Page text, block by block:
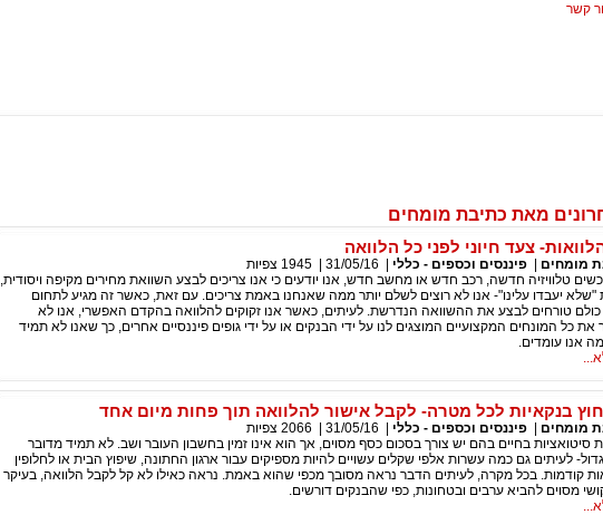
קשר
מאת כתיבת מומחים
צעד חיוני לפני כל הלוואה
מומחים פיננסים וכספים - כללי 31/05/16
1945 צפיות
טלוויזיה חדשה, רכב חדש או מחשב חדש, אנו יודעים כי אנו צריכים לבצע השוואת מחירים מקיפה ויסודית,
"שלא יעבדו עלינו"- אנו לא רוצים לשלם יותר ממה שאנחנו באמת צריכים. עם זאת, כאשר זה מגיע לתחום
כולם טורחים לבצע את ההשוואה הנדרשת. לעיתים, כאשר אנו זקוקים להלוואה בהקדם האפשרי, אנו לא
את כל המונחים המקצועיים המוצגים לנו על ידי הבנקים או על ידי גופים פיננסיים אחרים, כך שאנו לא תמיד
אנו עומדים.
חוץ בנקאיות לכל מטרה- לקבל אישור להלוואה תוך פחות מיום אחד
מומחים פיננסים וכספים - כללי 31/05/16
2066 צפיות
סיטואציות בחיים בהם יש צורך בסכום כסף מסוים, אך הוא אינו זמין בחשבון העובר ושב. לא תמיד מדובר
לעיתים גם כמה עשרות אלפי שקלים עשויים להיות מספיקים עבור ארגון החתונה, שיפוץ הבית או לחלופין
קודמות. בכל מקרה, לעיתים הדבר נראה מסובך מכפי שהוא באמת. נראה כאילו לא קל לקבל הלוואה, בעיקר
מסוים להביא ערבים ובטחונות, כפי שהבנקים דורשים.